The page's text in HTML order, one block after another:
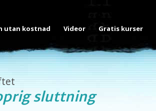
utan kostnad Videor Gratis kurser
sluttning